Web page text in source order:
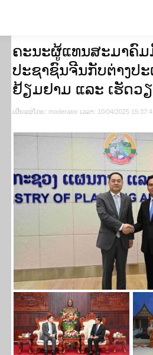
ຄະນະຜູ້ແທນສະມາຄົມ
ປະຊາຊົນຈີນກັບຕ່າງປ
ຢ້ຽມຢາມ ແລະ ເຮັດວ
ເຜີຍ​ແຜ່​ໂດຍ​: moderator ເວ​ລາ: 10/04/2025